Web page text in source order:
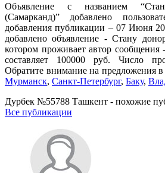
Объявление с названием
(Самарканд)” добавлено
добавления публикации – 07 Июня
добавлено объявление - Стану
котором проживает автор
составляет 100000 руб. Число
Обратите внимание на предложения в
Мурманск, Санкт-Петербург, Баку,
Дурбек №55788 Ташкент - похожие
Все публикации